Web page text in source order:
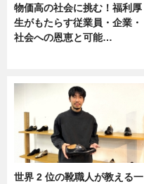
物価高の社会に挑む！福利厚
生がもたらす従業員・企業・
社会への恩恵と可能…
世界 2 位の靴職人が教える一